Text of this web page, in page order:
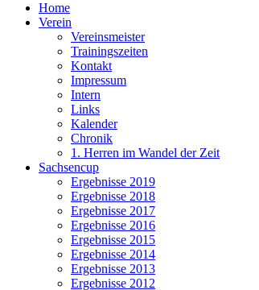
Home
Verein
Vereinsmeister
Trainingszeiten
Kontakt
Impressum
Intern
Links
Kalender
Chronik
1. Herren im Wandel der Zeit
Sachsencup
Ergebnisse 2019
Ergebnisse 2018
Ergebnisse 2017
Ergebnisse 2016
Ergebnisse 2015
Ergebnisse 2014
Ergebnisse 2013
Ergebnisse 2012